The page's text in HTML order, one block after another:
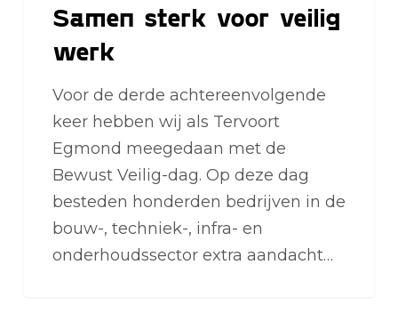
Samen sterk voor veilig
werk
Voor de derde achtereenvolgende
keer hebben wij als Tervoort
Egmond meegedaan met de
Bewust Veilig-dag. Op deze dag
besteden honderden bedrijven in de
bouw-, techniek-, infra- en
onderhoudssector extra aandacht…